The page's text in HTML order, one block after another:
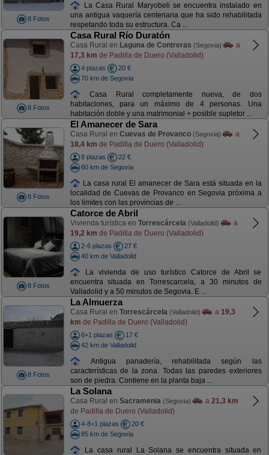
8 Fotos
La Casa Rural Maryobeli se encuentra instalado en
una antigua vaquería centenaria que ha sido rehabilitada
respetando toda su estructura. Ca ...
8 Fotos
Casa Rural Río Duratón
Casa Rural en Laguna de Contreras (Segovia)
a
17,3 km de Padilla de Duero (Valladolid)
4 plazas
20 €
70 km de Segovia
Casa Rural completamente nueva, de dos
habitaciones, para un máximo de 4 personas. Una
habitación doble y una matrimonial + posible supletor ...
8 Fotos
El Amanecer de Sara
Casa Rural en Cuevas de Provanco (Segovia)
a
18,4 km de Padilla de Duero (Valladolid)
8 plazas
22 €
60 km de Segovia
La casa rural El amanecer de Sara está situada en la
localidad de Cuevas de Provanco en Segovia próxima a
los limites con las provincias de ...
8 Fotos
Catorce de Abril
Vivienda turística en Torrescárcela (Valladolid)
a
19,2 km de Padilla de Duero (Valladolid)
2-6 plazas
27 €
40 km de Valladolid
La vivienda de uso turístico Catorce de Abril se
encuentra situada en Torrescarcela, a 30 minutos de
Valladolid y a 50 minutos de Segovia. E ...
8 Fotos
La Almuerza
Casa Rural en Torrescárcela (Valladolid) a 19,3
km de Padilla de Duero (Valladolid)
6+1 plazas
17 €
42 km de Valladolid
Antigua panadería, rehabilitada según las
características de la zona. Todas las paredes exteriores
son de piedra. Contiene en la planta baja ...
La Solana
Casa Rural en Sacramenia (Segovia) a 21,3 km
de Padilla de Duero (Valladolid)
4-8+1 plazas
20 €
85 km de Segovia
La casa rural La Solana se encuentra situada en